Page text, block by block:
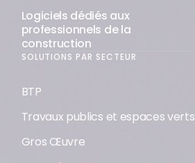
Logiciels dédiés aux
professionnels de la
construction
SOLUTIONS PAR SECTEUR
BTP
Travaux publics et espaces verts
Gros Œuvre